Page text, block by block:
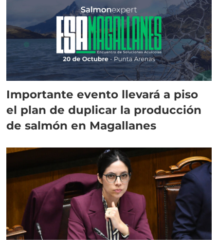
Importante evento llevará a piso
el plan de duplicar la producción
de salmón en Magallanes